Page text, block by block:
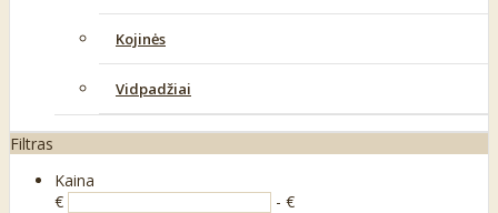
Kojinės
Vidpadžiai
Filtras
Kaina
€
- €